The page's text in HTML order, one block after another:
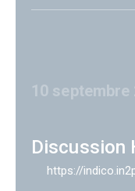
10 septembre
Discussion
https://